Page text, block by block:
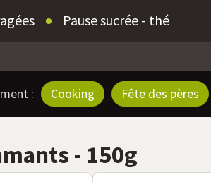
Pause sucrée - thé
: Cooking Fête des pères
- 150g